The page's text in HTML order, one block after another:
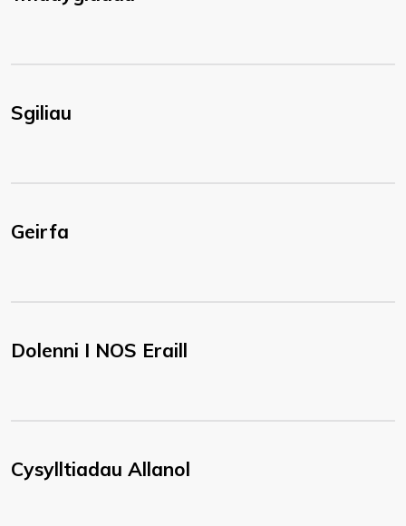
Sgiliau
Geirfa
Dolenni I NOS Eraill
Cysylltiadau Allanol